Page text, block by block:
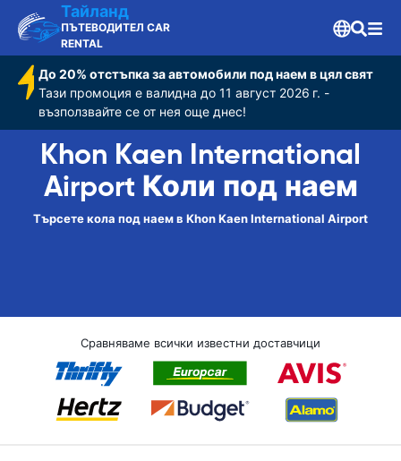
Тайланд
ПЪТЕВОДИТЕЛ CAR
RENTAL
До 20% отстъпка за автомобили под наем в цял свят
Тази промоция е валидна до 11 август 2026 г. -
възползвайте се от нея още днес!
Khon Kaen International
Airport Коли под наем
Търсете кола под наем в Khon Kaen International Airport
Сравняваме всички известни доставчици